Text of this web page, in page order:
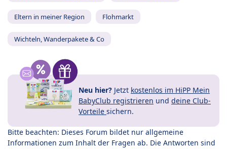
Eltern in meiner Region Flohmarkt
Wichteln, Wanderpakete & Co
Neu hier? Jetzt kostenlos im HiPP Mein
BabyClub registrieren und deine Club-
Vorteile sichern.
Bitte beachten: Dieses Forum bildet nur allgemeine
Informationen zum Inhalt der Fragen ab. Die Antworten sind